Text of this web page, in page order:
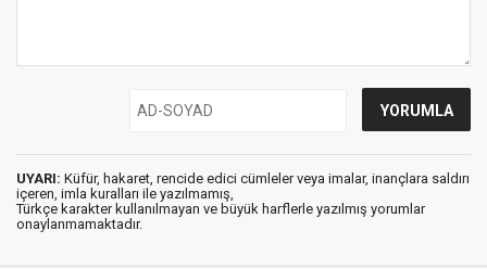
UYARI: Küfür, hakaret, rencide edici cümleler veya imalar, inançlara saldırı
içeren, imla kuralları ile yazılmamış,
Türkçe karakter kullanılmayan ve büyük harflerle yazılmış yorumlar
onaylanmamaktadır.